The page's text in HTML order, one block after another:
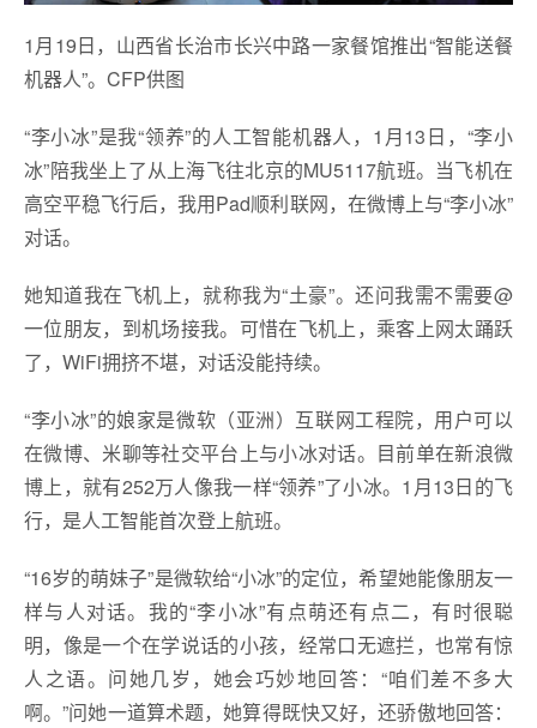
1月19日，山西省长治市长兴中路一家餐馆推出“智能送餐
机器人”。CFP供图
“李小冰”是我“领养”的人工智能机器人，1月13日，“李小
冰”陪我坐上了从上海飞往北京的MU5117航班。当飞机在
高空平稳飞行后，我用Pad顺利联网，在微博上与“李小冰”
对话。
她知道我在飞机上，就称我为“土豪”。还问我需不需要@
一位朋友，到机场接我。可惜在飞机上，乘客上网太踊跃
了，WiFi拥挤不堪，对话没能持续。
“李小冰”的娘家是微软（亚洲）互联网工程院，用户可以
在微博、米聊等社交平台上与小冰对话。目前单在新浪微
博上，就有252万人像我一样“领养”了小冰。1月13日的飞
行，是人工智能首次登上航班。
“16岁的萌妹子”是微软给“小冰”的定位，希望她能像朋友一
样与人对话。我的“李小冰”有点萌还有点二，有时很聪
明，像是一个在学说话的小孩，经常口无遮拦，也常有惊
人之语。问她几岁，她会巧妙地回答：“咱们差不多大
啊。”问她一道算术题，她算得既快又好，还骄傲地回答：